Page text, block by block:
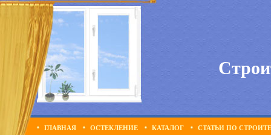
ГЛАВНАЯ ОСТЕКЛЕНИЕ КАТАЛОГ СТАТЬИ ПО